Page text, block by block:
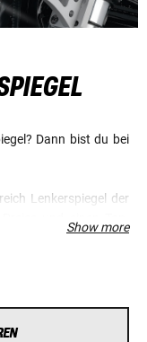
Dann bist du bei
Lenkerspiegel der
und einen Top-
Show more